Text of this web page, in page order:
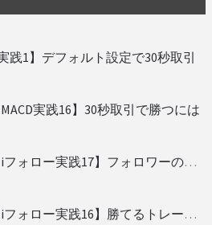
践1】デフォルト設定で30秒取引
実践16】30秒取引で勝つには
勝てるBO攻略【iフォロー実践17】フォロワーの少ない人をフォローする
勝てるBO攻略【iフォロー実践16】勝てるトレーダーを見抜く